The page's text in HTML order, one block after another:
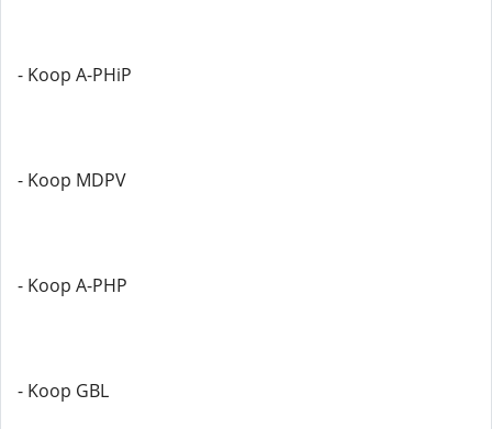
- Koop A-PHiP
- Koop MDPV
- Koop A-PHP
- Koop GBL